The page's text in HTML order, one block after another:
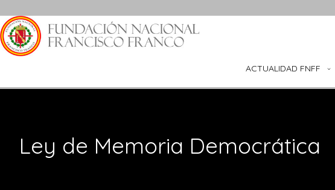
al
contenido
ACTUALIDAD FNFF
Ley de Memoria Democrática